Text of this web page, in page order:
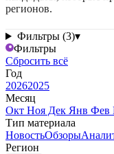
регионов.
Фильтры (3)▾
Фильтры
Сбросить всё
Год
20262025
Месяц
Окт Ноя Дек Янв Фев
Тип материала
НовостьОбзоры
Регион